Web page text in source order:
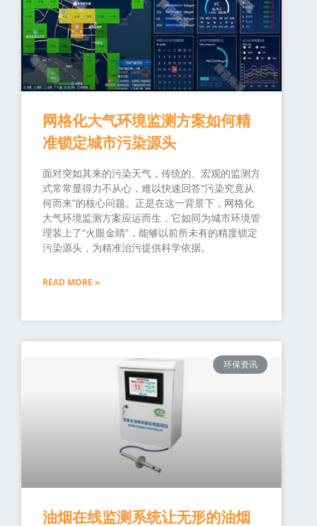
网格化大气环境监测方案如何精
准锁定城市污染源头
面对突如其来的污染天气，传统的、宏观的监测方
式常常显得力不从心，难以快速回答“污染究竟从
何而来”的核心问题。正是在这一背景下，网格化
大气环境监测方案应运而生，它如同为城市环境管
理装上了“火眼金睛”，能够以前所未有的精度锁定
污染源头，为精准治污提供科学依据。
READ MORE »
环保资讯
油烟在线监测系统让无形的油烟